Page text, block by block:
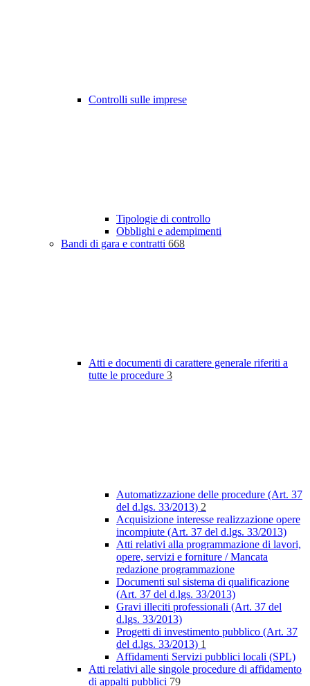
Controlli sulle imprese
Tipologie di controllo
Obblighi e adempimenti
Bandi di gara e contratti 668
Atti e documenti di carattere generale riferiti a
tutte le procedure 3
Automatizzazione delle procedure (Art. 37
del d.lgs. 33/2013) 2
Acquisizione interesse realizzazione opere
incompiute (Art. 37 del d.lgs. 33/2013)
Atti relativi alla programmazione di lavori,
opere, servizi e forniture / Mancata
redazione programmazione
Documenti sul sistema di qualificazione
(Art. 37 del d.lgs. 33/2013)
Gravi illeciti professionali (Art. 37 del
d.lgs. 33/2013)
Progetti di investimento pubblico (Art. 37
del d.lgs. 33/2013) 1
Affidamenti Servizi pubblici locali (SPL)
Atti relativi alle singole procedure di affidamento
di appalti pubblici 79